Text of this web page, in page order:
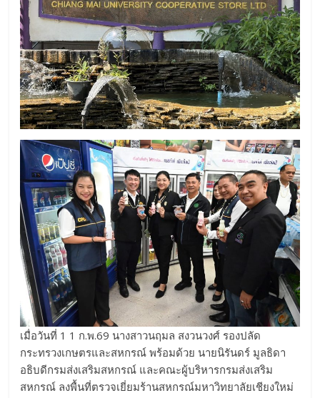
เมื่อวันที่ 1 1 ก.พ.69 นางสาวนฤมล สงวนวงศ์ รองปลัด
กระทรวงเกษตรและสหกรณ์ พร้อมด้วย นายนิรันดร์ มูลธิดา
อธิบดีกรมส่งเสริมสหกรณ์ และคณะผู้บริหารกรมส่งเสริม
สหกรณ์ ลงพื้นที่ตรวจเยี่ยมร้านสหกรณ์มหาวิทยาลัยเชียงใหม่